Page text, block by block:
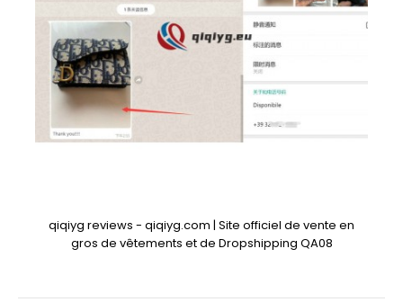
qiqiyg reviews - qiqiyg.com | Site officiel de vente en
gros de vêtements et de Dropshipping QA08